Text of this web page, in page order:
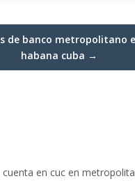
de banco metropolitano
habana cuba →
en cuc en